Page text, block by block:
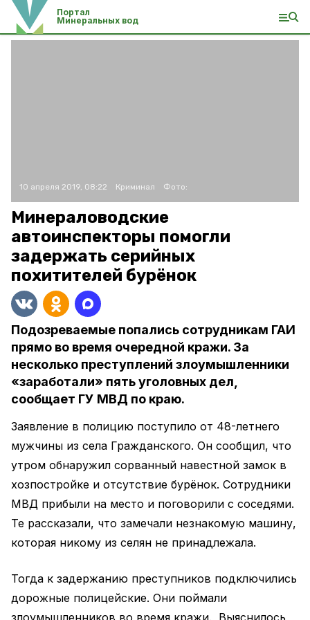
Портал
Минеральных вод
10 апреля 2019, 08:22 Криминал Фото:
Минераловодские
автоинспекторы помогли
задержать серийных
похитителей бурёнок
Подозреваемые попались сотрудникам ГАИ
прямо во время очередной кражи. За
несколько преступлений злоумышленники
«заработали» пять уголовных дел,
сообщает ГУ МВД по краю.
Заявление в полицию поступило от 48-летнего
мужчины из села Гражданского. Он сообщил, что
утром обнаружил сорванный навестной замок в
хозпостройке и отсутствие бурёнок. Сотрудники
МВД прибыли на место и поговорили с соседями.
Те рассказали, что замечали незнакомую машину,
которая никому из селян не принадлежала.
Тогда к задержанию преступников подключились
дорожные полицейские. Они поймали
злоумышленников во время кражи. Выяснилось,